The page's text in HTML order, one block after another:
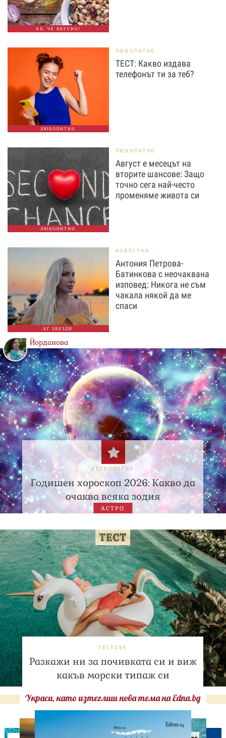
АХ, ЧЕ ВКУСНО!
ЛЮБОПИТНО
ЛЮБОПИТНО
ТЕСТ: Какво издава
телефонът ти за теб?
ЛЮБОПИТНО
ЛЮБОПИТНО
Август е месецът на
вторите шансове: Защо
точно сега най-често
променяме живота си
БГ ЗВЕЗДИ
ИЗВЕСТНИ
Антония Петрова-
Батинкова с неочаквана
изповед: Никога не съм
чакала някой да ме
спаси
Йорданова
АСТРОЛОГИЯ
Годишен хороскоп 2026: Какво да
очаква всяка зодия
АСТРО
ТЕСТОВЕ
Разкажи ни за почивката си и виж
какъв морски типаж си
Украси, като изтеглиш нова тема на Edna.bg